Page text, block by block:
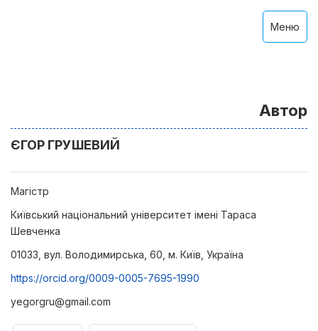
Меню
Автор
ЄГОР ГРУШЕВИЙ
Магістр
Київський національний університет імені Тараса
Шевченка
01033, вул. Володимирська, 60, м. Київ, Україна
https://orcid.org/0009-0005-7695-1990
yegorgru@gmail.com